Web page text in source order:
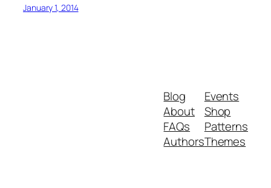
January 1, 2014
Blog
About
FAQs
Authors
Events
Shop
Patterns
Themes